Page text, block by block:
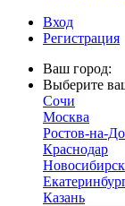
Вход
Регистрация
Ваш город:
Выберите
Сочи
Москва
Ростов-на-
Краснодар
Новосибирск
Казань